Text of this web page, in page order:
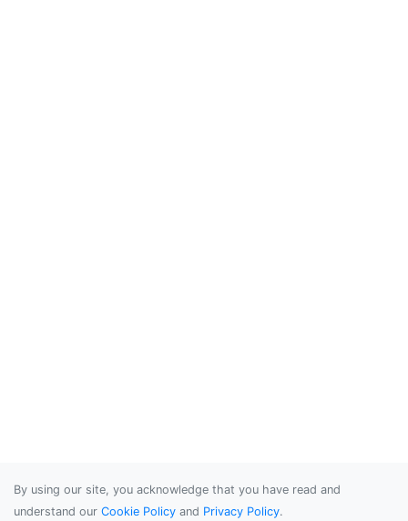
By using our site, you acknowledge that you have read and
understand our Cookie Policy and Privacy Policy.